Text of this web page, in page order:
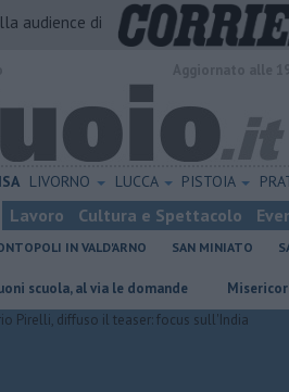
audience di
LIVORNO LUCCA PISTOIA
Lavoro Cultura e Spettacolo
IN VALD'ARNO SAN MINIATO
via le domande Misericordie Pisane,